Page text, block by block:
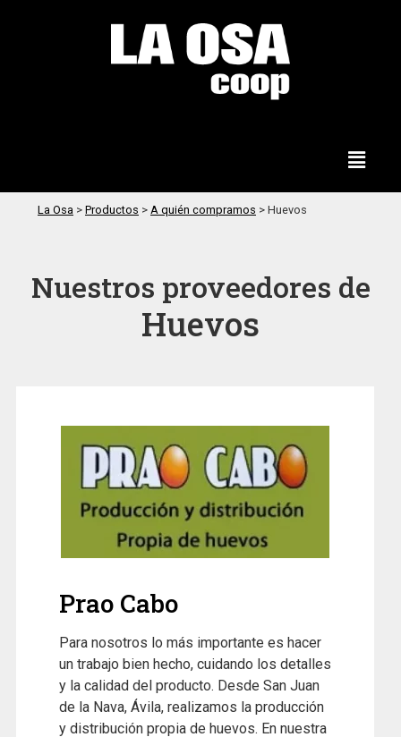
La Osa > Productos > A quién compramos > Huevos
Nuestros proveedores de
Huevos
Prao Cabo
Para nosotros lo más importante es hacer
un trabajo bien hecho, cuidando los detalles
y la calidad del producto. Desde San Juan
de la Nava, Ávila, realizamos la producción
y distribución propia de huevos. En nuestra